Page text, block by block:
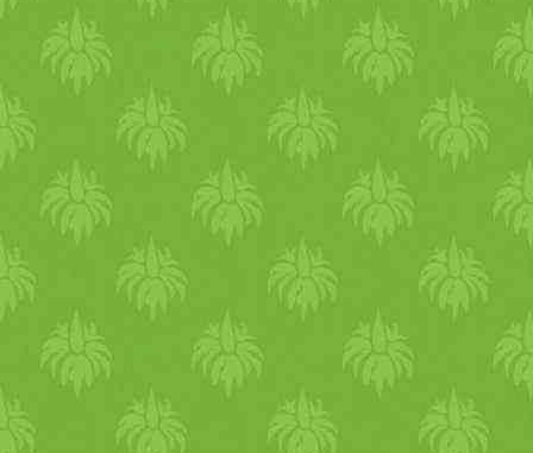
esténként holdfényben
sétálgatni, ez hűti a testet,
nyugtatja a felhevült
idegrendszert. A Vata
alkatúak imádják ezt az
időszakot. Megérkezett a
meleg és számukra